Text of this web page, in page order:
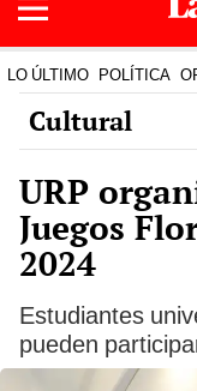
LO ÚLTIMO POLÍTICA
Cultural
URP
Juegos
2024
Estudiantes
pueden